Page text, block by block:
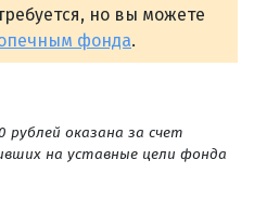
но вы можете
фонда.
рублей оказана за счет
на уставные цели фонда